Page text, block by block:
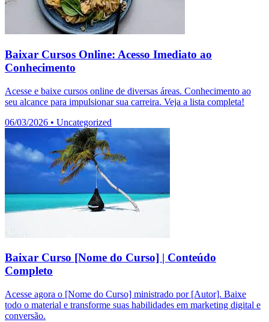
Baixar Cursos Online: Acesso Imediato ao
Conhecimento
Acesse e baixe cursos online de diversas áreas. Conhecimento ao
seu alcance para impulsionar sua carreira. Veja a lista completa!
06/03/2026 • Uncategorized
Baixar Curso [Nome do Curso] | Conteúdo
Completo
Acesse agora o [Nome do Curso] ministrado por [Autor]. Baixe
todo o material e transforme suas habilidades em marketing digital e
conversão.